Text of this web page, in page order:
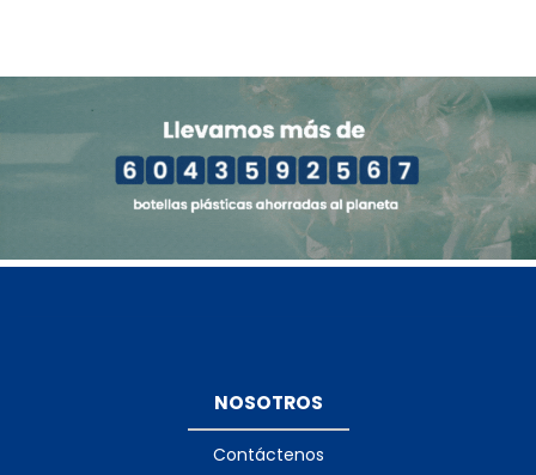
NOSOTROS
Contáctenos